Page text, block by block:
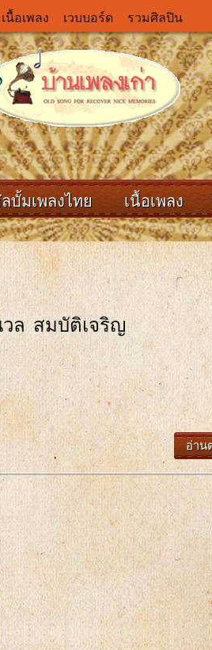
เนื้อเพลง เวบบอร์ด รวมศิลปิน
บั้มเพลงไทย เนื้อเพลง
ล สมบัติเจริญ
อ่าน